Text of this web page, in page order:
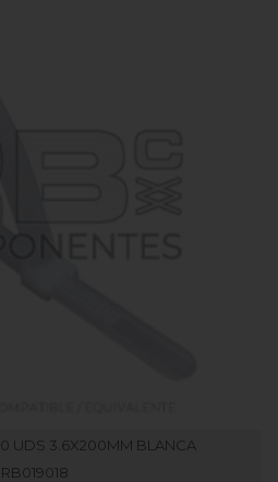
UDS 3.6X200MM BLANCA
RB019018